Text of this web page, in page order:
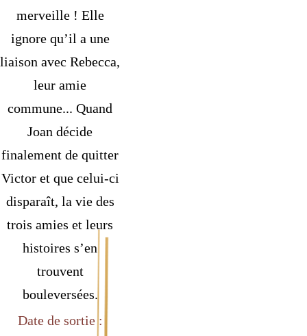
merveille ! Elle
ignore qu’il a une
liaison avec Rebecca,
leur amie
commune... Quand
Joan décide
finalement de quitter
Victor et que celui-ci
disparaît, la vie des
trois amies et leurs
histoires s’en
trouvent
bouleversées.
Date de sortie :